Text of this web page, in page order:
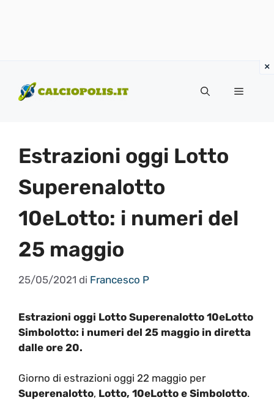
contenuto
Menu
Estrazioni oggi Lotto
Superenalotto
10eLotto: i numeri del
25 maggio
25/05/2021 di Francesco P
Estrazioni oggi Lotto Superenalotto 10eLotto
Simbolotto: i numeri del 25 maggio in diretta
dalle ore 20.
Giorno di estrazioni oggi 22 maggio per
Superenalotto, Lotto, 10eLotto e Simbolotto.